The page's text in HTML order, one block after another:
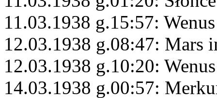
11.03.1938 g.15:57:
12.03.1938 g.08:47: Mars
12.03.1938 g.10:20:
14.03.1938 g.00:57: